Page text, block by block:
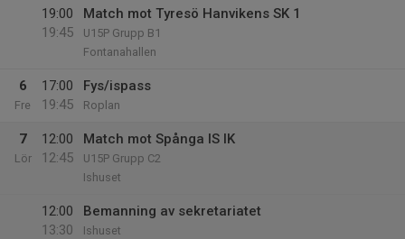
19:00
19:45
Match mot Tyresö Hanvikens SK 1
U15P Grupp B1
Fontanahallen
6
Fre
17:00
19:45
Fys/ispass
Roplan
7
Lör
12:00
12:45
Match mot Spånga IS IK
U15P Grupp C2
Ishuset
12:00
13:30
Bemanning av sekretariatet
Ishuset